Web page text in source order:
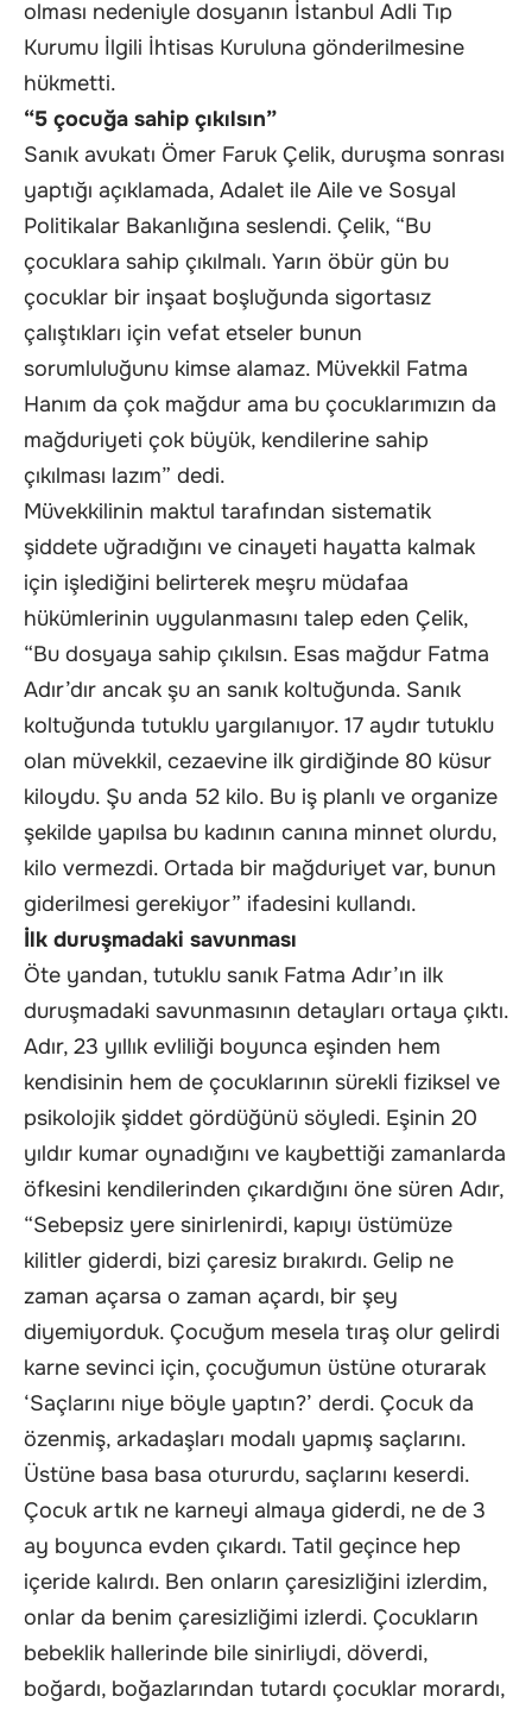
olması nedeniyle dosyanın İstanbul Adli Tıp
Kurumu İlgili İhtisas Kuruluna gönderilmesine
hükmetti.
“5 çocuğa sahip çıkılsın”
Sanık avukatı Ömer Faruk Çelik, duruşma sonrası
yaptığı açıklamada, Adalet ile Aile ve Sosyal
Politikalar Bakanlığına seslendi. Çelik, “Bu
çocuklara sahip çıkılmalı. Yarın öbür gün bu
çocuklar bir inşaat boşluğunda sigortasız
çalıştıkları için vefat etseler bunun
sorumluluğunu kimse alamaz. Müvekkil Fatma
Hanım da çok mağdur ama bu çocuklarımızın da
mağduriyeti çok büyük, kendilerine sahip
çıkılması lazım” dedi.
Müvekkilinin maktul tarafından sistematik
şiddete uğradığını ve cinayeti hayatta kalmak
için işlediğini belirterek meşru müdafaa
hükümlerinin uygulanmasını talep eden Çelik,
“Bu dosyaya sahip çıkılsın. Esas mağdur Fatma
Adır’dır ancak şu an sanık koltuğunda. Sanık
koltuğunda tutuklu yargılanıyor. 17 aydır tutuklu
olan müvekkil, cezaevine ilk girdiğinde 80 küsur
kiloydu. Şu anda 52 kilo. Bu iş planlı ve organize
şekilde yapılsa bu kadının canına minnet olurdu,
kilo vermezdi. Ortada bir mağduriyet var, bunun
giderilmesi gerekiyor” ifadesini kullandı.
İlk duruşmadaki savunması
Öte yandan, tutuklu sanık Fatma Adır’ın ilk
duruşmadaki savunmasının detayları ortaya çıktı.
Adır, 23 yıllık evliliği boyunca eşinden hem
kendisinin hem de çocuklarının sürekli fiziksel ve
psikolojik şiddet gördüğünü söyledi. Eşinin 20
yıldır kumar oynadığını ve kaybettiği zamanlarda
öfkesini kendilerinden çıkardığını öne süren Adır,
“Sebepsiz yere sinirlenirdi, kapıyı üstümüze
kilitler giderdi, bizi çaresiz bırakırdı. Gelip ne
zaman açarsa o zaman açardı, bir şey
diyemiyorduk. Çocuğum mesela tıraş olur gelirdi
karne sevinci için, çocuğumun üstüne oturarak
‘Saçlarını niye böyle yaptın?’ derdi. Çocuk da
özenmiş, arkadaşları modalı yapmış saçlarını.
Üstüne basa basa otururdu, saçlarını keserdi.
Çocuk artık ne karneyi almaya giderdi, ne de 3
ay boyunca evden çıkardı. Tatil geçince hep
içeride kalırdı. Ben onların çaresizliğini izlerdim,
onlar da benim çaresizliğimi izlerdi. Çocukların
bebeklik hallerinde bile sinirliydi, döverdi,
boğardı, boğazlarından tutardı çocuklar morardı,